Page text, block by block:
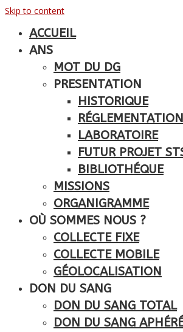
Skip to content
ACCUEIL
ANS
MOT DU DG
PRESENTATION
HISTORIQUE
RÉGLEMENTATION
LABORATOIRE
FUTUR PROJET
BIBLIOTHÉQUE
MISSIONS
ORGANIGRAMME
OÙ SOMMES NOUS ?
COLLECTE FIXE
COLLECTE MOBILE
GÉOLOCALISATION
DON DU SANG
DON DU SANG TOTAL
DON DU SANG